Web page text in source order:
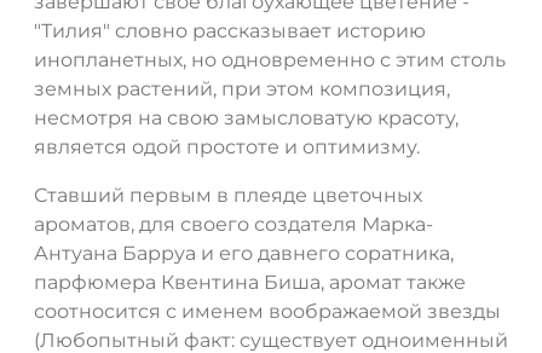
"Тилия" словно рассказывает историю
инопланетных, но одновременно с этим столь
земных растений, при этом композиция,
несмотря на свою замысловатую красоту,
является одой простоте и оптимизму.
Ставший первым в плеяде цветочных
ароматов, для своего создателя Марка-
Антуана Барруа и его давнего соратника,
парфюмера Квентина Биша, аромат также
соотносится с именем воображаемой звезды
(Любопытный факт: существует одноименный